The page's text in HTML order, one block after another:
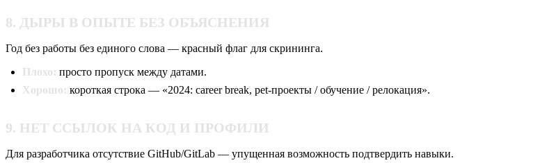
8. ДЫРЫ В ОПЫТЕ БЕЗ ОБЪЯСНЕНИЯ
Год без работы без единого слова — красный флаг для скрининга.
Плохо: просто пропуск между датами.
Хорошо: короткая строка — «2024: career break, pet-проекты / обучение / релокация».
9. НЕТ ССЫЛОК НА КОД И ПРОФИЛИ
Для разработчика отсутствие GitHub/GitLab — упущенная возможность подтвердить навыки.